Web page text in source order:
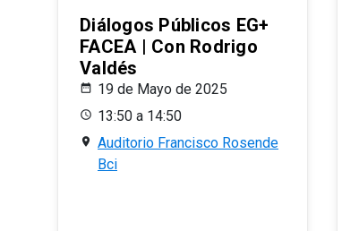
Diálogos Públicos EG+
FACEA | Con Rodrigo
Valdés
19 de Mayo de 2025
13:50 a 14:50
Auditorio Francisco Rosende
Bci